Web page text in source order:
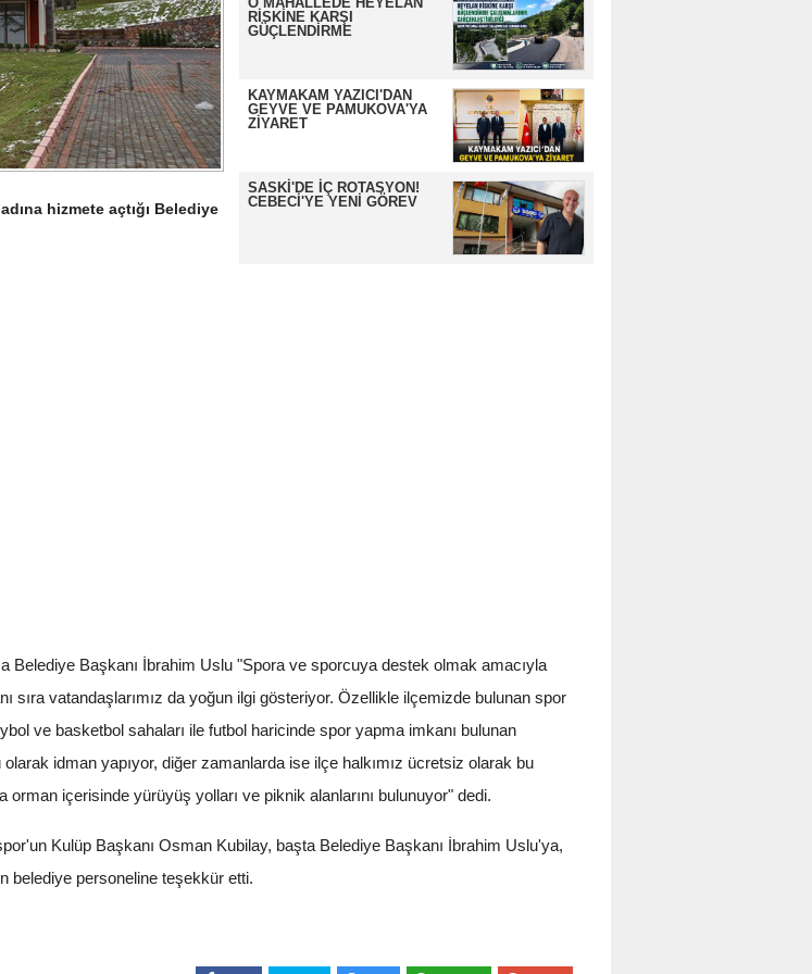
RİSKİNE KARŞI
GÜÇLENDİRME
KAYMAKAM YAZICI'DAN
GEYVE VE PAMUKOVA'YA
ZİYARET
SASKİ'DE İÇ ROTASYON!
CEBECİ'YE YENİ GÖREV
hizmete açtığı Belediye
Belediye Başkanı İbrahim Uslu "Spora ve sporcuya destek olmak amacıyla
vatandaşlarımız da yoğun ilgi gösteriyor. Özellikle ilçemizde bulunan spor
ve basketbol sahaları ile futbol haricinde spor yapma imkanı bulunan
idman yapıyor, diğer zamanlarda ise ilçe halkımız ücretsiz olarak bu
içerisinde yürüyüş yolları ve piknik alanlarını bulunuyor" dedi.
Kulüp Başkanı Osman Kubilay, başta Belediye Başkanı İbrahim Uslu'ya,
belediye personeline teşekkür etti.